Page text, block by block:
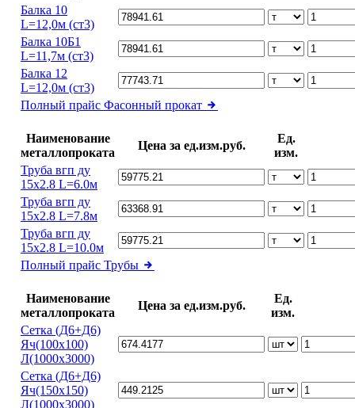
Балка 10
L=12,0м (ст3)
Балка 10Б1
L=11,7м (ст3)
Балка 12
L=12,0м (ст3)
Полный прайс Фасонный прокат
Наименование
металлопроката
Цена за ед.изм.руб.
Ед.
изм.
Труба вгп ду
15х2.8 L=6.0м
Труба вгп ду
15х2.8 L=7.8м
Труба вгп ду
15х2.8 L=10.0м
Полный прайс Трубы
Наименование
металлопроката
Цена за ед.изм.руб.
Ед.
изм.
Сетка (Д6+Д6)
Яч(100х100)
Л(1000х3000)
Сетка (Д6+Д6)
Яч(150х150)
Л(1000х3000)